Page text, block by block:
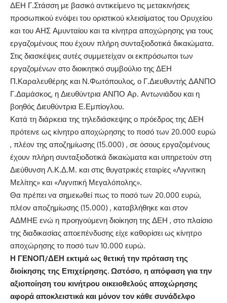
ΔΕΗ Γ.Στάσση με βασικό αντικείμενο τις μετακινήσεις
προσωπικού ενόψει του οριστικού κλεισίματος του Ορυχείου
και του ΑΗΣ Αμυνταίου και τα κίνητρα αποχώρησης για τους
εργαζομένους που έχουν πλήρη συνταξιοδοτικά δικαιώματα.
Στις διασκέψεις αυτές συμμετείχαν οι εκπρόσωποι των
εργαζομένων στο διοικητικό συμβούλιο της ΔΕΗ
Π.Καραλευθέρης και Ν.Φωτόπουλος, ο Γ.Διευθυντής ΔΑΝΠΟ
Γ.Δαμάσκος, η Διευθύντρια ΑΝΠΟ Αρ. Αντωνιάδου και η
βοηθός Διευθύντρια Ε.Εμπίογλου.
Κατά τη διάρκεια της τηλεδιάσκεψης ο πρόεδρος της ΔΕΗ
πρότεινε ως κίνητρο αποχώρησης το ποσό των 20.000 ευρώ
, πλέον της αποζημίωσης (15.000) , σε όσους εργαζομένους
έχουν πλήρη συνταξιοδοτικά δικαιώματα και υπηρετούν στη
Διεύθυνση Λ.Κ.Δ.Μ. και στις θυγατρικές εταιρίες «Λιγνιτικη
Μελίτης» και «Λιγνιτική Μεγαλόπολης».
Θα πρέπει να σημειωθεί πως το ποσό των 20.000 ευρώ,
πλέον αποζημίωσης (15.000) , καταβλήθηκε και στον
ΑΔΜΗΕ ενώ η προηγούμενη διοίκηση της ΔΕΗ , στο πλαίσιο
της διαδικασίας αποεπένδυσης είχε καθορίσει ως κίνητρο
αποχώρησης το ποσό των 10.000 ευρώ.
Η ΓΕΝΟΠ/ΔΕΗ εκτιμά ως θετική την πρόταση της
διοίκησης της Επιχείρησης. Ωστόσο, η απόφαση για την
αξιοποίηση του κινήτρου οικειοθελούς αποχώρησης
αφορά αποκλειστικά και μόνον τον κάθε συνάδελφο